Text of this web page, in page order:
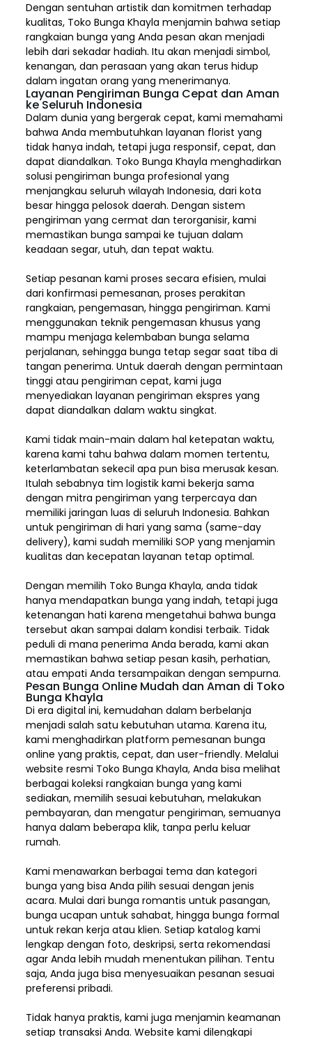
Dengan sentuhan artistik dan komitmen terhadap
kualitas, Toko Bunga Khayla menjamin bahwa setiap
rangkaian bunga yang Anda pesan akan menjadi
lebih dari sekadar hadiah. Itu akan menjadi simbol,
kenangan, dan perasaan yang akan terus hidup
dalam ingatan orang yang menerimanya.
Layanan Pengiriman Bunga Cepat dan Aman
ke Seluruh Indonesia
Dalam dunia yang bergerak cepat, kami memahami
bahwa Anda membutuhkan layanan florist yang
tidak hanya indah, tetapi juga responsif, cepat, dan
dapat diandalkan. Toko Bunga Khayla menghadirkan
solusi pengiriman bunga profesional yang
menjangkau seluruh wilayah Indonesia,dari kota
besar hingga pelosok daerah. Dengan sistem
pengiriman yang cermat dan terorganisir, kami
memastikan bunga sampai ke tujuan dalam
keadaan segar, utuh, dan tepat waktu.
Setiap pesanan kami proses secara efisien, mulai
dari konfirmasi pemesanan, proses perakitan
rangkaian, pengemasan, hingga pengiriman. Kami
menggunakan teknik pengemasan khusus yang
mampu menjaga kelembaban bunga selama
perjalanan, sehingga bunga tetap segar saat tiba di
tangan penerima. Untuk daerah dengan permintaan
tinggi atau pengiriman cepat, kami juga
menyediakan layanan pengiriman ekspres yang
dapat diandalkan dalam waktu singkat.
Kami tidak main-main dalam hal ketepatan waktu,
karena kami tahu bahwa dalam momen tertentu,
keterlambatan sekecil apa pun bisa merusak kesan.
Itulah sebabnya tim logistik kami bekerja sama
dengan mitra pengiriman yang terpercaya dan
memiliki jaringan luas di seluruh Indonesia. Bahkan
untuk pengiriman di hari yang sama (same-day
delivery), kami sudah memiliki SOP yang menjamin
kualitas dan kecepatan layanan tetap optimal.
Dengan memilih Toko Bunga Khayla, anda tidak
hanya mendapatkan bunga yang indah, tetapi juga
ketenangan hati karena mengetahui bahwa bunga
tersebut akan sampai dalam kondisi terbaik. Tidak
peduli di mana penerima Anda berada, kami akan
memastikan bahwa setiap pesan kasih, perhatian,
atau empati Anda tersampaikan dengan sempurna.
Pesan Bunga Online Mudah dan Aman di Toko
Bunga Khayla
Di era digital ini, kemudahan dalam berbelanja
menjadi salah satu kebutuhan utama. Karena itu,
kami menghadirkan platform pemesanan bunga
online yang praktis, cepat, dan user-friendly. Melalui
website resmi Toko Bunga Khayla, Anda bisa melihat
berbagai koleksi rangkaian bunga yang kami
sediakan, memilih sesuai kebutuhan, melakukan
pembayaran, dan mengatur pengiriman,semuanya
hanya dalam beberapa klik, tanpa perlu keluar
rumah.
Kami menawarkan berbagai tema dan kategori
bunga yang bisa Anda pilih sesuai dengan jenis
acara. Mulai dari bunga romantis untuk pasangan,
bunga ucapan untuk sahabat, hingga bunga formal
untuk rekan kerja atau klien. Setiap katalog kami
lengkap dengan foto, deskripsi, serta rekomendasi
agar Anda lebih mudah menentukan pilihan. Tentu
saja, Anda juga bisa menyesuaikan pesanan sesuai
preferensi pribadi.
Tidak hanya praktis, kami juga menjamin keamanan
setiap transaksi Anda. Website kami dilengkapi